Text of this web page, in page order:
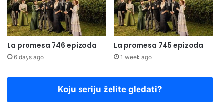
La promesa 746 epizoda
6 days ago
La promesa 745 epizoda
1 week ago
Koju seriju želite gledati?